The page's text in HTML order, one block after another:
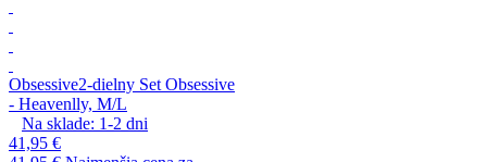
Obsessive2-dielny Set Obsessive
- Heavenlly, M/L
Na sklade: 1-2 dni
41,95 €